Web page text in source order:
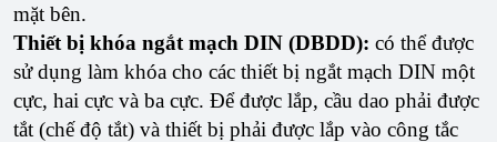
mặt bên.
Thiết bị khóa ngắt mạch DIN (DBDD): có thể được
sử dụng làm khóa cho các thiết bị ngắt mạch DIN một
cực, hai cực và ba cực. Để được lắp, cầu dao phải được
tắt (chế độ tắt) và thiết bị phải được lắp vào công tắc